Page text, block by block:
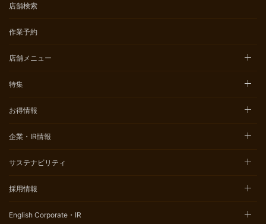
店舗検索
作業予約
店舗メニュー
特集
お得情報
企業・IR情報
サステナビリティ
採用情報
English Corporate・IR